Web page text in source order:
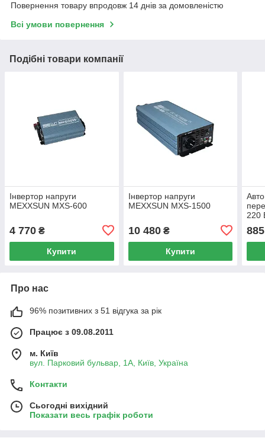
Повернення товару впродовж 14 днів за домовленістю
Всі умови повернення
Подібні товари компанії
Інвертор напруги
MEXXSUN MXS-600
4 770 ₴
Купити
Інвертор напруги
MEXXSUN MXS-1500
10 480₴
Купити
220
885
Про нас
96% позитивних з 51 відгука за рік
Працює з 09.08.2011
м. Київ
вул. Парковий бульвар, 1А, Київ, Україна
Контакти
Сьогодні вихідний
Показати весь графік роботи